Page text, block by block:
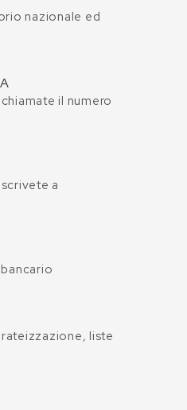
nazionale ed
il numero
a
liste